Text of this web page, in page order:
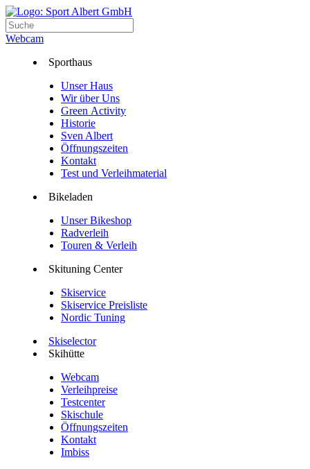
Webcam
Sporthaus
Unser Haus
Wir über Uns
Green Activity
Historie
Sven Albert
Öffnungszeiten
Kontakt
Test und Verleihmaterial
Bikeladen
Unser Bikeshop
Radverleih
Touren & Verleih
Skituning Center
Skiservice
Skiservice Preisliste
Nordic Tuning
Skiselector
Skihütte
Webcam
Verleihpreise
Testcenter
Skischule
Öffnungszeiten
Kontakt
Imbiss